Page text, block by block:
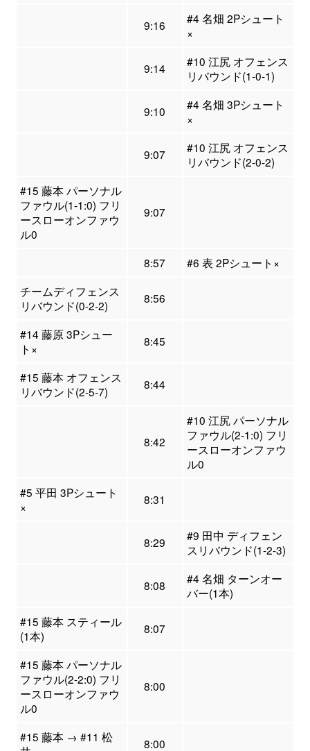
9:16
#4 名畑 2Pシュート
×
9:14
#10 江尻 オフェンス
リバウンド(1-0-1)
9:10
#4 名畑 3Pシュート
×
9:07
#10 江尻 オフェンス
リバウンド(2-0-2)
#15 藤本 パーソナル
ファウル(1-1:0) フリ
ースローオンファウ
ル0
9:07
8:57
#6 表 2Pシュート×
チームディフェンス
リバウンド(0-2-2)
8:56
#14 藤原 3Pシュー
ト×
8:45
#15 藤本 オフェンス
リバウンド(2-5-7)
8:44
8:42
#10 江尻 パーソナル
ファウル(2-1:0) フリ
ースローオンファウ
ル0
#5 平田 3Pシュート
×
8:31
8:29
#9 田中 ディフェン
スリバウンド(1-2-3)
8:08
#4 名畑 ターンオー
バー(1本)
#15 藤本 スティール
(1本)
8:07
#15 藤本 パーソナル
ファウル(2-2:0) フリ
ースローオンファウ
ル0
8:00
#15 藤本 → #11 松
8:00